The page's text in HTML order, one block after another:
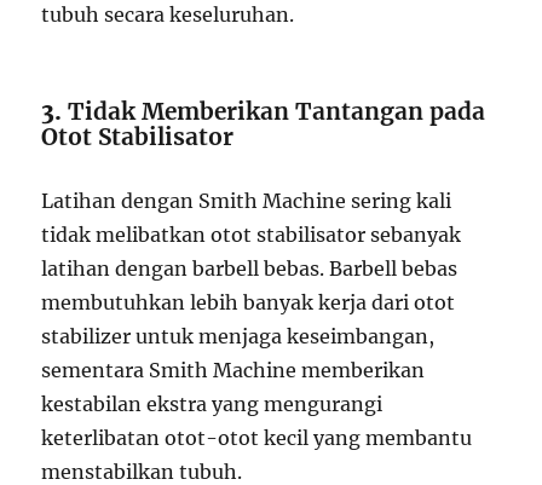
tubuh secara keseluruhan.
3.Tidak Memberikan Tantangan pada
Otot Stabilisator
Latihan dengan Smith Machine sering kali
tidak melibatkan otot stabilisator sebanyak
latihan dengan barbell bebas. Barbell bebas
membutuhkan lebih banyak kerja dari otot
stabilizer untuk menjaga keseimbangan,
sementara Smith Machine memberikan
kestabilan ekstra yang mengurangi
keterlibatan otot-otot kecil yang membantu
menstabilkan tubuh.